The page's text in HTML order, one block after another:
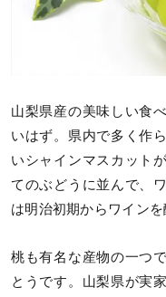
山梨県産の美味しい食
いはず。県内で多く作
いシャインマスカット
てのぶどうに並んで、
は明治初期からワインを
桃も有名な産物の一つ
とうです。山梨県が実